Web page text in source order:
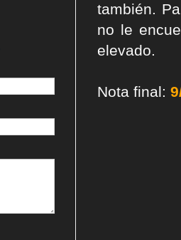
también.
no le
elevado.
Nota final: